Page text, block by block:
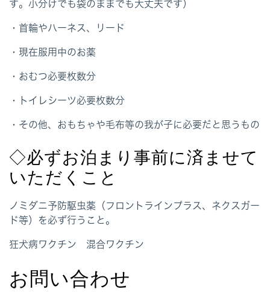
す。小分けでも袋のままでも大丈夫です）
・首輪やハーネス、リード
・現在服用中のお薬
・おむつ必要枚数分
・トイレシーツ必要枚数分
・その他、おもちゃや毛布等の我が子に必要だと思うもの
◇必ずお泊まり事前に済ませて
いただくこと
ノミダニ予防駆虫薬（フロントラインプラス、ネクスガー
ド等）を必ず行うこと。
狂犬病ワクチン 混合ワクチン
お問い合わせ